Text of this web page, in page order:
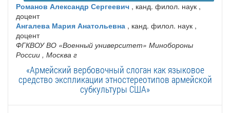
Романов Александр Сергеевич , канд. филол. наук ,
доцент
Ангалева Мария Анатольевна , канд. филол. наук ,
доцент
ФГКВОУ ВО «Военный университет» Минобороны
России , Москва г
«Армейский вербовочный слоган как языковое
средство экспликации этностереотипов армейской
субкультуры США»